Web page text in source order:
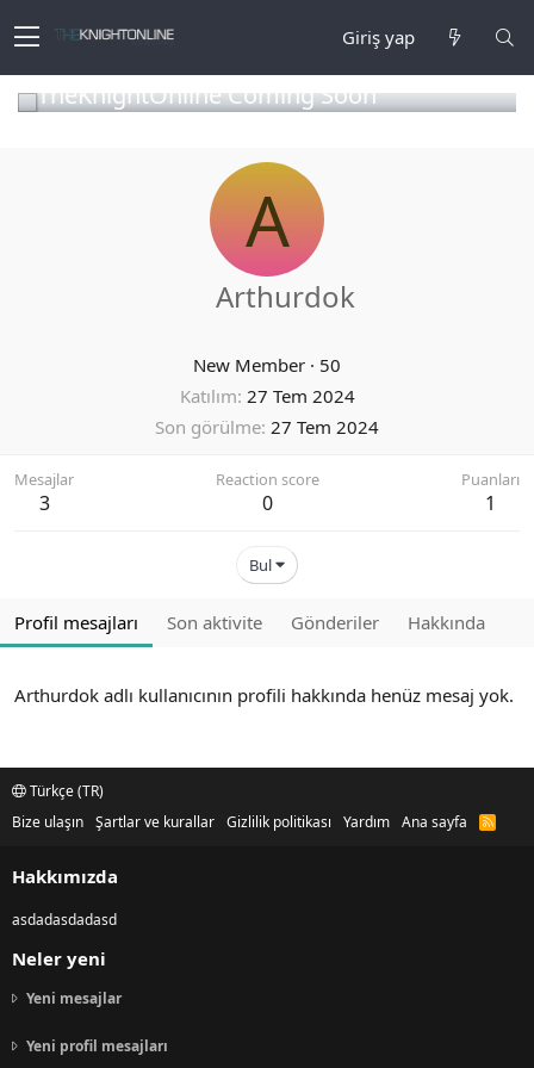
Giriş yap
TheKnightOnline Coming Soon
A
Arthurdok
New Member · 50
Katılım 27 Tem 2024
Son görülme 27 Tem 2024
Mesajlar
3
Reaction score
0
Puanları
1
Bul
Profil mesajları Son aktivite Gönderiler Hakkında
Arthurdok adlı kullanıcının profili hakkında henüz mesaj yok.
Türkçe (TR)
Bize ulaşın Şartlar ve kurallar Gizlilik politikası Yardım Ana sayfa
R
Hakkımızda
asdadasdadasd
Neler yeni
Yeni mesajlar
Yeni profil mesajları